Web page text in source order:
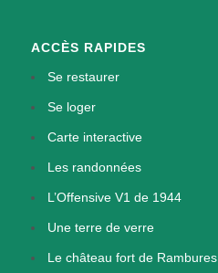
ACCÈS RAPIDES
Se restaurer
Se loger
Carte interactive
Les randonnées
L’Offensive V1 de 1944
Une terre de verre
Le château fort de Rambures